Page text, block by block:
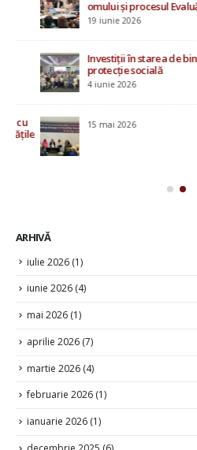
omului și procesul Evaluării
19 iunie 2026
Investiții în starea de bine a
protecție socială
4 iunie 2026
15 mai 2026
ARHIVĂ
iulie 2026 (1)
iunie 2026 (4)
mai 2026 (1)
aprilie 2026 (7)
martie 2026 (4)
februarie 2026 (1)
ianuarie 2026 (1)
decembrie 2025 (6)